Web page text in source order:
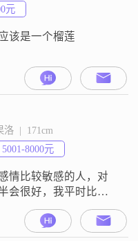
元
该是一个榴莲
洛  |  171cm
5001-8000元
情比较敏感的人，对
会很好，我平时比较
踢足球，比较喜欢运
本人对感情非常专
婚的打算##3002##